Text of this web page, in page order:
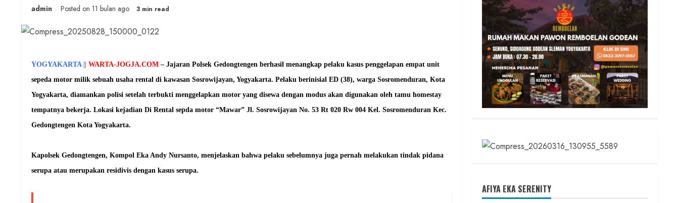
admin Posted on 11 bulan ago 3 min read
YOGYAKARTA || WARTA-JOGJA.COM – Jajaran Polsek Gedongtengen berhasil menangkap pelaku kasus penggelapan empat unit
sepeda motor milik sebuah usaha rental di kawasan Sosrowijayan, Yogyakarta. Pelaku berinisial ED (38), warga Sosromenduran, Kota
Yogyakarta, diamankan polisi setelah terbukti menggelapkan motor yang disewa dengan modus akan digunakan oleh tamu homestay
tempatnya bekerja. Lokasi kejadian Di Rental sepda motor “Mawar” Jl. Sosrowijayan No. 53 Rt 020 Rw 004 Kel. Sosromenduran Kec.
Gedongtengen Kota Yogyakarta.
Kapolsek Gedongtengen, Kompol Eka Andy Nursanto, menjelaskan bahwa pelaku sebelumnya juga pernah melakukan tindak pidana
serupa atau merupakan residivis dengan kasus serupa.
AFIYA EKA SERENITY